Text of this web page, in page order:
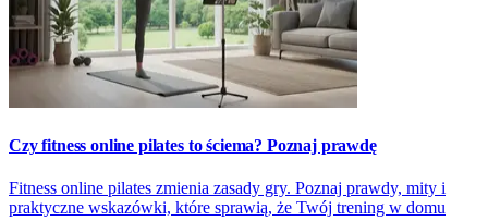
Czy fitness online pilates to ściema? Poznaj prawdę
Fitness online pilates zmienia zasady gry. Poznaj prawdy, mity i
praktyczne wskazówki, które sprawią, że Twój trening w domu